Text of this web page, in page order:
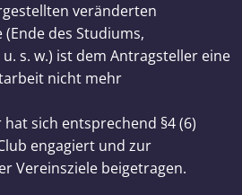
veränderten
des Studiums,
s. w.) ist dem Antragsteller eine
nicht mehr
sich entsprechend §4 (6)
engagiert und zur
Vereinsziele beigetragen.